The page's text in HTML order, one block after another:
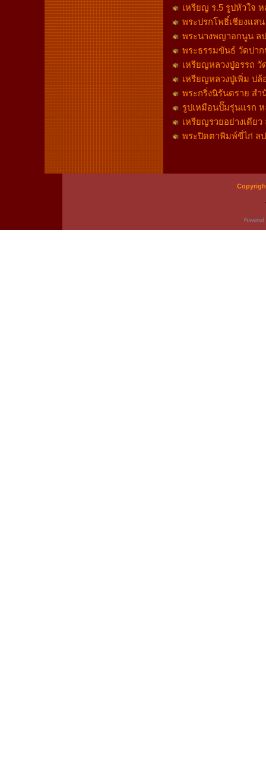
เหรียญ ร.5 รูปหัวใจ
พระปรกโพธิ์เชียงแส
พระนางพญาอกนูน ล
พระธรรมขันธ์ วัดปาก
เหรียญหลวงปู่อรรถ
เหรียญหลวงปู่เพิ่ม ปล้
พระกริ่งนิรันตราย สำ
รูปเหมือนปั๊มรุ่นแรก
เหรียญรวยอย่างเดีย
พระปิดตาพิมพ์ขี่ไก่ ล